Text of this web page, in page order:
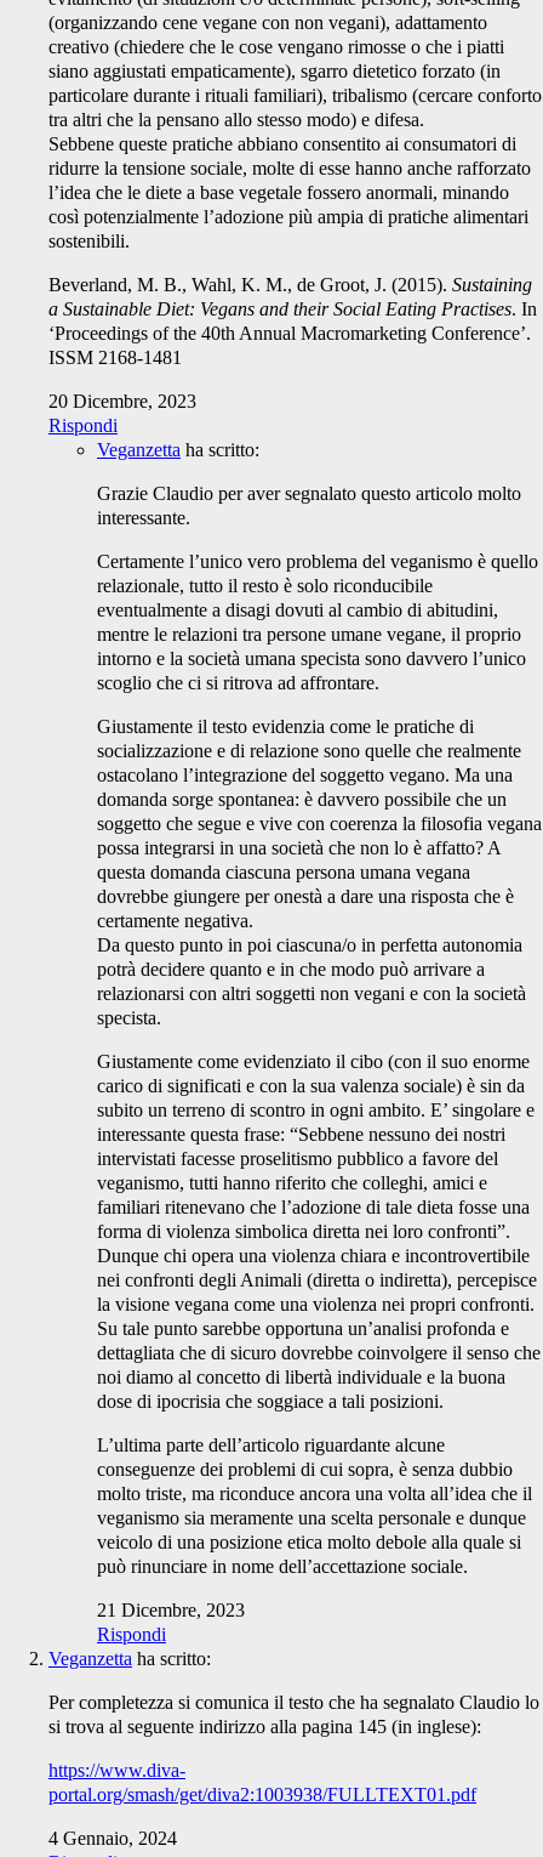
(organizzando cene vegane con non vegani), adattamento
creativo (chiedere che le cose vengano rimosse o che i piatti
siano aggiustati empaticamente), sgarro dietetico forzato (in
particolare durante i rituali familiari), tribalismo (cercare conforto
tra altri che la pensano allo stesso modo) e difesa.
Sebbene queste pratiche abbiano consentito ai consumatori di
ridurre la tensione sociale, molte di esse hanno anche rafforzato
l’idea che le diete a base vegetale fossero anormali, minando
così potenzialmente l’adozione più ampia di pratiche alimentari
sostenibili.
Beverland, M. B., Wahl, K. M., de Groot, J. (2015). Sustaining
a Sustainable Diet: Vegans and their Social Eating Practises. In
‘Proceedings of the 40th Annual Macromarketing Conference’.
ISSM 2168-1481
20 Dicembre, 2023
Rispondi
Veganzetta ha scritto:
Grazie Claudio per aver segnalato questo articolo molto
interessante.
Certamente l’unico vero problema del veganismo è quello
relazionale, tutto il resto è solo riconducibile
eventualmente a disagi dovuti al cambio di abitudini,
mentre le relazioni tra persone umane vegane, il proprio
intorno e la società umana specista sono davvero l’unico
scoglio che ci si ritrova ad affrontare.
Giustamente il testo evidenzia come le pratiche di
socializzazione e di relazione sono quelle che realmente
ostacolano l’integrazione del soggetto vegano. Ma una
domanda sorge spontanea: è davvero possibile che un
soggetto che segue e vive con coerenza la filosofia vegana
possa integrarsi in una società che non lo è affatto? A
questa domanda ciascuna persona umana vegana
dovrebbe giungere per onestà a dare una risposta che è
certamente negativa.
Da questo punto in poi ciascuna/o in perfetta autonomia
potrà decidere quanto e in che modo può arrivare a
relazionarsi con altri soggetti non vegani e con la società
specista.
Giustamente come evidenziato il cibo (con il suo enorme
carico di significati e con la sua valenza sociale) è sin da
subito un terreno di scontro in ogni ambito. E’ singolare e
interessante questa frase: “Sebbene nessuno dei nostri
intervistati facesse proselitismo pubblico a favore del
veganismo, tutti hanno riferito che colleghi, amici e
familiari ritenevano che l’adozione di tale dieta fosse una
forma di violenza simbolica diretta nei loro confronti”.
Dunque chi opera una violenza chiara e incontrovertibile
nei confronti degli Animali (diretta o indiretta), percepisce
la visione vegana come una violenza nei propri confronti.
Su tale punto sarebbe opportuna un’analisi profonda e
dettagliata che di sicuro dovrebbe coinvolgere il senso che
noi diamo al concetto di libertà individuale e la buona
dose di ipocrisia che soggiace a tali posizioni.
L’ultima parte dell’articolo riguardante alcune
conseguenze dei problemi di cui sopra, è senza dubbio
molto triste, ma riconduce ancora una volta all’idea che il
veganismo sia meramente una scelta personale e dunque
veicolo di una posizione etica molto debole alla quale si
può rinunciare in nome dell’accettazione sociale.
21 Dicembre, 2023
Rispondi
Veganzetta ha scritto:
Per completezza si comunica il testo che ha segnalato Claudio lo
si trova al seguente indirizzo alla pagina 145 (in inglese):
https://www.diva-
portal.org/smash/get/diva2:1003938/FULLTEXT01.pdf
4 Gennaio, 2024